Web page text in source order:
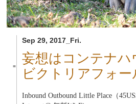
Sep 29, 2017_Fri.
■
妄想はコンテナ
ビクトリアフォ
Inbound Outbound Little Place（